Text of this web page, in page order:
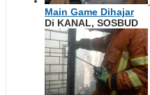
Main Game Dihajar
Di KANAL, SOSBUD